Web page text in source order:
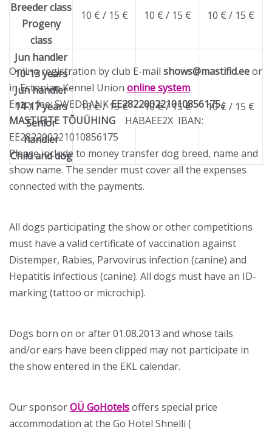
Breeder class
Progeny
class
10 € / 15 € 10 € / 15 € 10 € / 15 €
Jun handler
10-13 years
Jun handler
14-17 years
Senior
handler
Child and dog
10 € / 15 € 10 € / 15 € 10 € / 15 €
Online registration by club E-mail shows@mastifid.eeor
in Estonian Kennel Union online system.
Entry fee: SWEDBANKEE282200221010856175 ;
MASTIFITE TÕUÜHING HABAEE2X IBAN:
EE282200221010856175
Please include to money transfer dog breed, name and
show name. The sender must cover all the expenses
connected with the payments.
All dogs participating the show or other competitions
must have a valid certificate of vaccination against
Distemper, Rabies, Parvovirus infection (canine) and
Hepatitis infectious (canine). All dogs must have an ID-
marking (tattoo or microchip).
Dogs born on or after 01.08.2013 and whose tails
and/or ears have been clipped may not participate in
the show entered in the EKL calendar.
Our sponsorOÜ GoHotelsoffers special price
accommodation at the Go Hotel Shnelli (